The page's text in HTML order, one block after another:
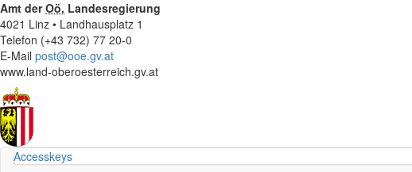
Amt derOö. Landesregierung
4021 Linz • Landhausplatz 1
Telefon (+43 732) 77 20-0
E-Mail post@ooe.gv.at
www.land-oberoesterreich.gv.at
Accesskeys